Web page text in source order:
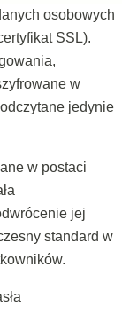
osobowych
SSL).
w
jedynie
w postaci
jej
standard w